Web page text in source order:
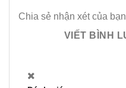
Chia sẻ nhận xét của
VIẾT BÌNH